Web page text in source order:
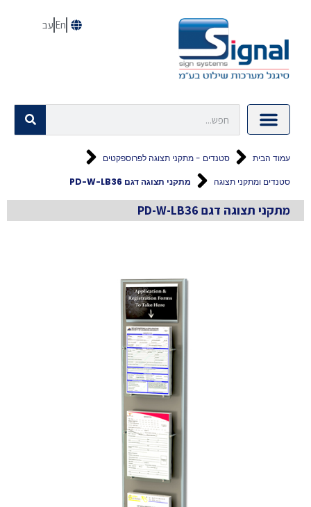
En עב
עמוד הבית
סטנדים - מתקני תצוגה לפרוספקטים
סטנדים ומתקני תצוגה
מתקני תצוגה דגם PD-W-LB36
מתקני תצוגה דגם PD-W-LB36